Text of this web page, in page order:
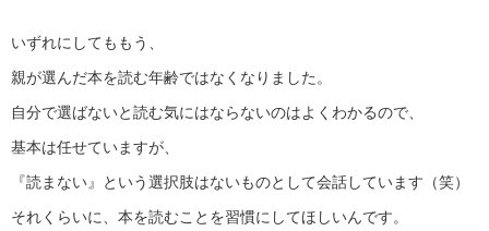
いずれにしてももう、
親が選んだ本を読む年齢ではなくなりました。
自分で選ばないと読む気にはならないのはよくわかるので、
基本は任せていますが、
『読まない』という選択肢はないものとして会話しています（笑）
それくらいに、本を読むことを習慣にしてほしいんです。